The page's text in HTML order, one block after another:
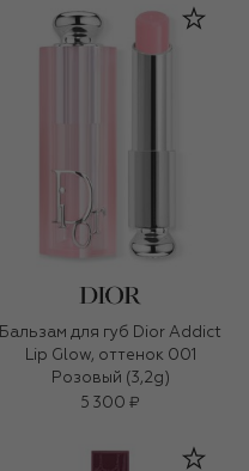
Бальзам для губ Dior Addict
Lip Glow, оттенок 001
Розовый (3,2g)
5 300 ₽